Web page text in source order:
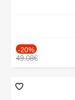
-20%
49.08€